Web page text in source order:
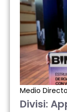
Medio Directo
Divisi: